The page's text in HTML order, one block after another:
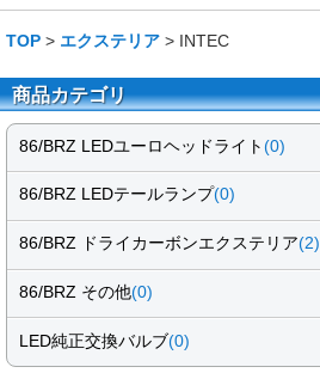
TOP > エクステリア > INTEC
商品カテゴリ
86/BRZ LEDユーロヘッドライト(0)
86/BRZ LEDテールランプ(0)
86/BRZ ドライカーボンエクステリア(2)
86/BRZ その他(0)
LED純正交換バルブ(0)